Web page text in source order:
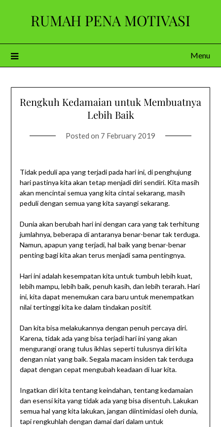
RUMAH PENA MOTIVASI
Menu
Rengkuh Kedamaian untuk Membuatnya
Lebih Baik
Posted on 7 February 2019
Tidak peduli apa yang terjadi pada hari ini, di penghujung
hari pastinya kita akan tetap menjadi diri sendiri. Kita masih
akan mencintai semua yang kita cintai sekarang, masih
peduli dengan semua yang kita sayangi sekarang.
Dunia akan berubah hari ini dengan cara yang tak terhitung
jumlahnya, beberapa di antaranya benar-benar tak terduga.
Namun, apapun yang terjadi, hal baik yang benar-benar
penting bagi kita akan terus menjadi sama pentingnya.
Hari ini adalah kesempatan kita untuk tumbuh lebih kuat,
lebih mampu, lebih baik, penuh kasih, dan lebih terarah. Hari
ini, kita dapat menemukan cara baru untuk menempatkan
nilai tertinggi kita ke dalam tindakan positif.
Dan kita bisa melakukannya dengan penuh percaya diri.
Karena, tidak ada yang bisa terjadi hari ini yang akan
mengurangi orang tulus ikhlas seperti tulusnya diri kita
dengan niat yang baik. Segala macam insiden tak terduga
dapat dengan cepat mengubah keadaan di luar kita.
Ingatkan diri kita tentang keindahan, tentang kedamaian
dan esensi kita yang tidak ada yang bisa disentuh. Lakukan
semua hal yang kita lakukan, jangan diintimidasi oleh dunia,
tapi rengkuhlah dengan damai dari dalam untuk